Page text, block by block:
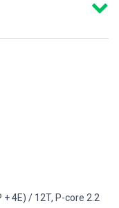
+ 4E) / 12T, P-core 2.2